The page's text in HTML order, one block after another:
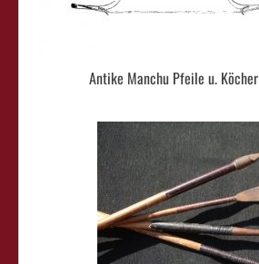
Antike Manchu Pfeile u. Köcher